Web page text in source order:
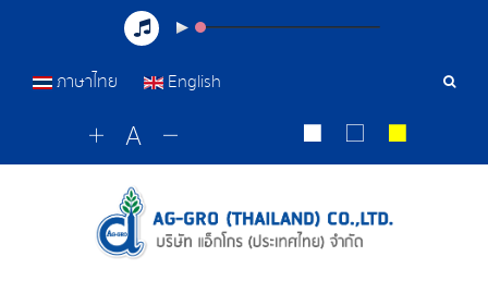
เครื่อ
ภาษาไทย English